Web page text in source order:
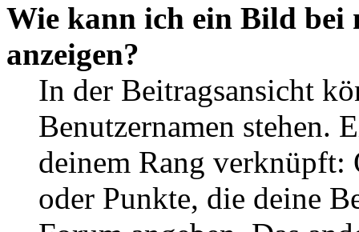
Wie kann ich ein Bild bei
anzeigen?
In der Beitragsansicht
Benutzernamen stehen.
deinem Rang verknüpft:
oder Punkte, die deine